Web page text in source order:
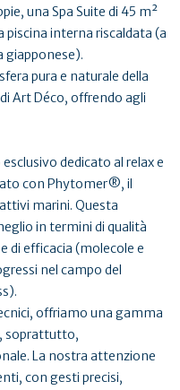
una Spa Suite di 45 m²
interna riscaldata (a
giapponese).
pura e naturale della
Art Déco, offrendo agli
dedicato al relax e
con Phytomer®, il
marini. Questa
in termini di qualità
di efficacia (molecole e
nel campo del
offriamo una gamma
soprattutto,
La nostra attenzione
con gesti precisi,